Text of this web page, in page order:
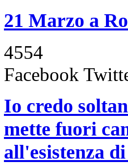
21 Marzo a
4554
Facebook
Io credo
mette fuori
all'esistenza